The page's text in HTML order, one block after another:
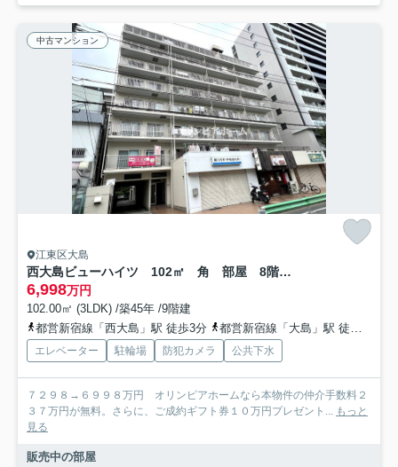
中古マンション
江東区大島
西大島ビューハイツ 102㎡ 角 部屋 8階 リ フォーム済
6,998万円
102.00㎡ (3LDK) /築45年 /9階建
都営新宿線「西大島」駅 徒歩3分
都営新宿線「大島」駅 徒歩9分
エレベーター 駐輪場 防犯カメラ 公共下水
７２９８→６９９８万円 オリンピアホームなら本物件の仲介手数料２
３７万円が無料。さらに、ご成約ギフト券１０万円プレゼント... もっと
見る
販売中の部屋